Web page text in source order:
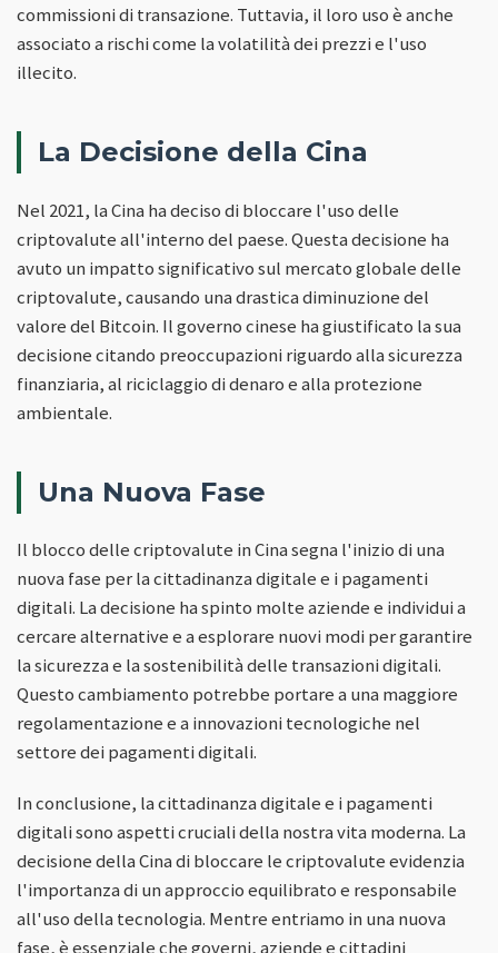
commissioni di transazione. Tuttavia, il loro uso è anche
associato a rischi come la volatilità dei prezzi e l'uso
illecito.
La Decisione della Cina
Nel 2021, la Cina ha deciso di bloccare l'uso delle
criptovalute all'interno del paese. Questa decisione ha
avuto un impatto significativo sul mercato globale delle
criptovalute, causando una drastica diminuzione del
valore del Bitcoin. Il governo cinese ha giustificato la sua
decisione citando preoccupazioni riguardo alla sicurezza
finanziaria, al riciclaggio di denaro e alla protezione
ambientale.
Una Nuova Fase
Il blocco delle criptovalute in Cina segna l'inizio di una
nuova fase per la cittadinanza digitale e i pagamenti
digitali. La decisione ha spinto molte aziende e individui a
cercare alternative e a esplorare nuovi modi per garantire
la sicurezza e la sostenibilità delle transazioni digitali.
Questo cambiamento potrebbe portare a una maggiore
regolamentazione e a innovazioni tecnologiche nel
settore dei pagamenti digitali.
In conclusione, la cittadinanza digitale e i pagamenti
digitali sono aspetti cruciali della nostra vita moderna. La
decisione della Cina di bloccare le criptovalute evidenzia
l'importanza di un approccio equilibrato e responsabile
all'uso della tecnologia. Mentre entriamo in una nuova
fase, è essenziale che governi, aziende e cittadini